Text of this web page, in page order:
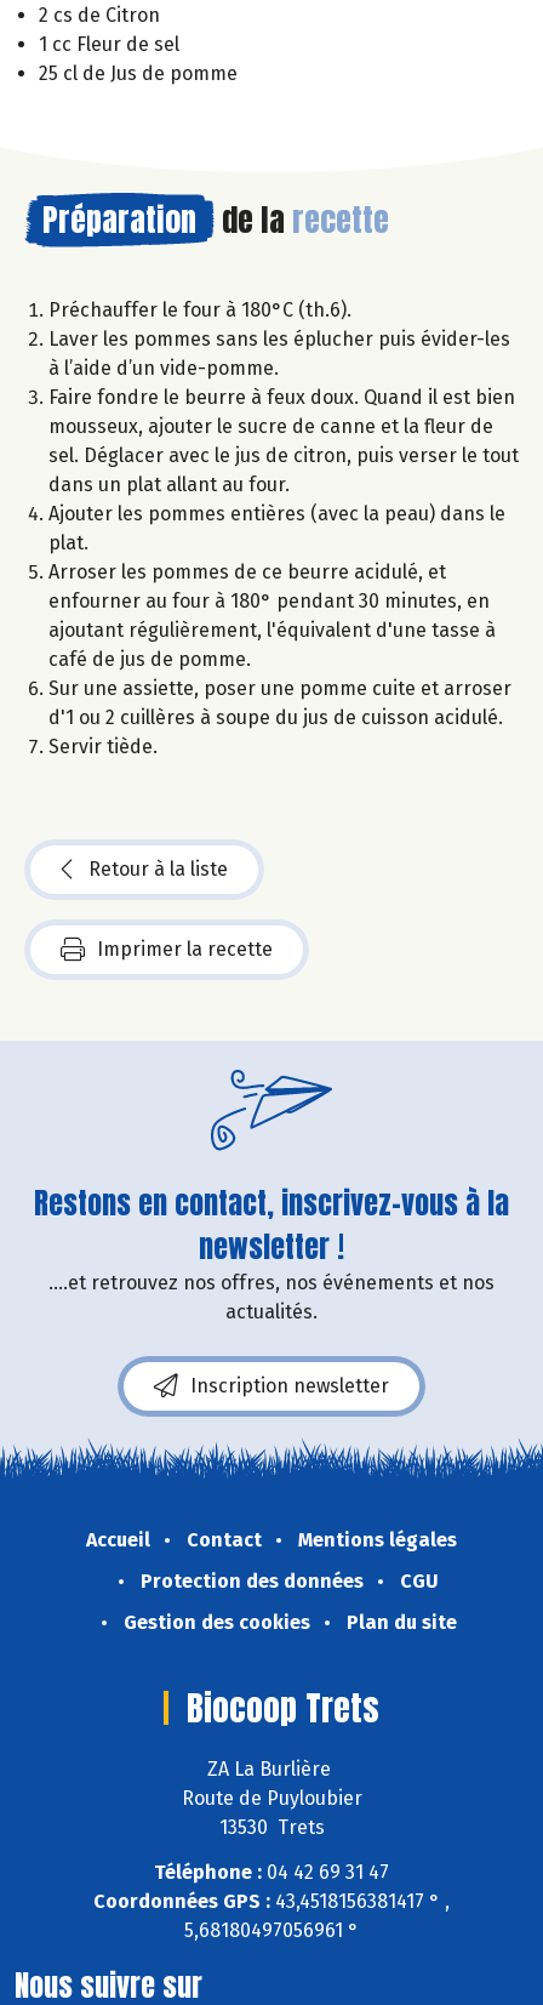
2 cs de Citron
1 cc Fleur de sel
25 cl de Jus de pomme
Préparation de la recette
Préchauffer le four à 180°C (th.6).
Laver les pommes sans les éplucher puis évider-les
à l’aide d’un vide-pomme.
Faire fondre le beurre à feux doux. Quand il est bien
mousseux, ajouter le sucre de canne et la fleur de
sel. Déglacer avec le jus de citron, puis verser le tout
dans un plat allant au four.
Ajouter les pommes entières (avec la peau) dans le
plat.
Arroser les pommes de ce beurre acidulé, et
enfourner au four à 180° pendant 30 minutes, en
ajoutant régulièrement, l'équivalent d'une tasse à
café de jus de pomme.
Sur une assiette, poser une pomme cuite et arroser
d'1 ou 2 cuillères à soupe du jus de cuisson acidulé.
Servir tiède.
Retour à la liste
Imprimer la recette
Restons en contact, inscrivez-vous à la
newsletter !
....et retrouvez nos offres, nos événements et nos
actualités.
Inscription newsletter
Accueil Contact
Mentions légales
Protection des données
CGU
Gestion des cookies
Plan du site
Biocoop Trets
ZA La Burlière
Route de Puyloubier
13530 Trets
Téléphone : 04 42 69 31 47
Coordonnées GPS : 43,4518156381417 ° ,
5,68180497056961 °
Nous suivre sur